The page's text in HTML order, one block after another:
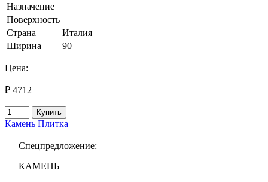
Назначение
Поверхность
Страна
Италия
Ширина
90
Цена:
₽ 4712
Купить
Камень Плитка
Спецпредложение:
КАМЕНЬ